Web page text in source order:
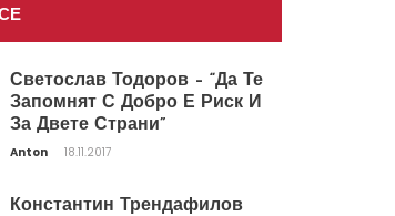
Светослав Тодоров – “Да Те
Запомнят С Добро Е Риск И
За Двете Страни”
Anton 18.11.2017
Константин Трендафилов